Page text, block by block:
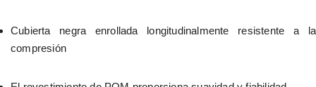
Cubierta negra enrollada longitudinalmente resistente a la
compresión